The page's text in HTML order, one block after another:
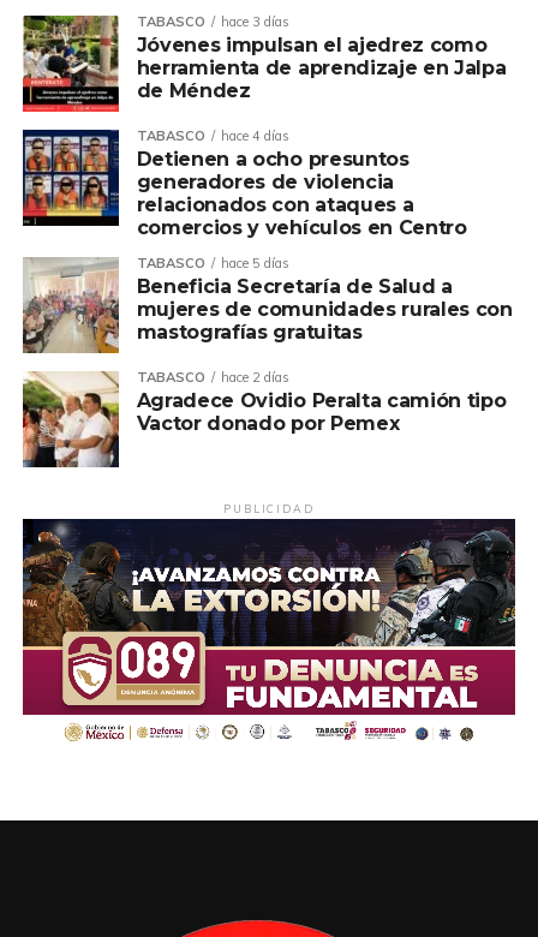
TABASCO hace 3 días
Jóvenes impulsan el ajedrez como
herramienta de aprendizaje en Jalpa
de Méndez
TABASCO hace 4 días
Detienen a ocho presuntos
generadores de violencia
relacionados con ataques a
comercios y vehículos en Centro
TABASCO hace 5 días
Beneficia Secretaría de Salud a
mujeres de comunidades rurales con
mastografías gratuitas
TABASCO hace 2 días
Agradece Ovidio Peralta camión tipo
Vactor donado por Pemex
PUBLICIDAD